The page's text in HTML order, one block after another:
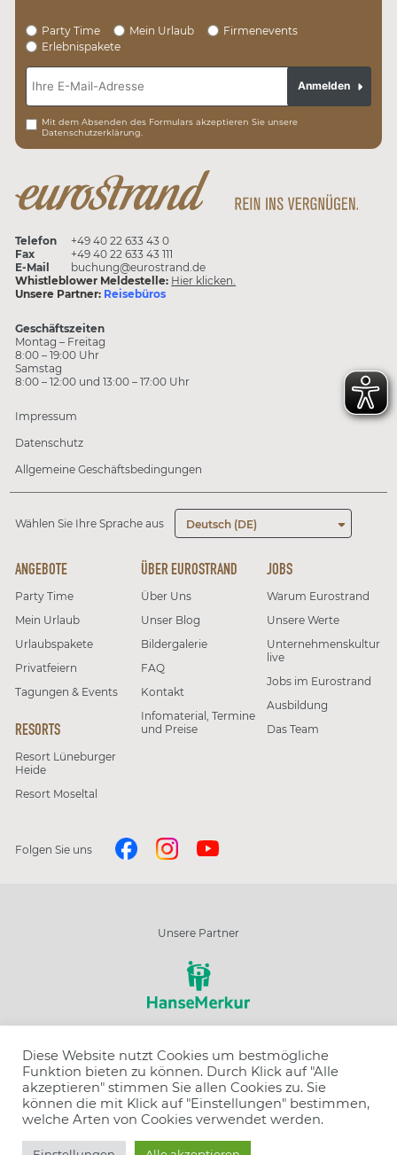
Party Time Mein Urlaub
Firmenevents
Erlebnispakete
Mit dem Absenden des Formulars akzeptieren Sie unsere
Datenschutzerklärung.
Anmelden
Telefon
+49 40 22 633 43 0
Fax
+49 40 22 633 43 111
E-Mail
buchung@eurostrand.de
Whistleblower Meldestelle: Hier klicken.
Unsere Partner: Reisebüros
Geschäftszeiten
Montag – Freitag
8:00 – 19:00 Uhr
Samstag
8:00 – 12:00 und 13:00 – 17:00 Uhr
Impressum
Datenschutz
Allgemeine Geschäftsbedingungen
Wählen Sie Ihre Sprache aus Deutsch (DE)
ANGEBOTE
Party Time
Mein Urlaub
Urlaubspakete
Privatfeiern
Tagungen & Events
RESORTS
Resort Lüneburger
Heide
Resort Moseltal
ÜBER EUROSTRAND
Über Uns
Unser Blog
Bildergalerie
FAQ
Kontakt
Infomaterial, Termine
und Preise
JOBS
Warum Eurostrand
Unsere Werte
Unternehmenskultur
live
Jobs im Eurostrand
Ausbildung
Das Team
Folgen Sie uns
Unsere Partner
Wir sind ausgezeichnet
Diese Website nutzt Cookies um bestmögliche
Funktion bieten zu können. Durch Klick auf "Alle
akzeptieren" stimmen Sie allen Cookies zu. Sie
können die mit Klick auf "Einstellungen" bestimmen,
welche Arten von Cookies verwendet werden.